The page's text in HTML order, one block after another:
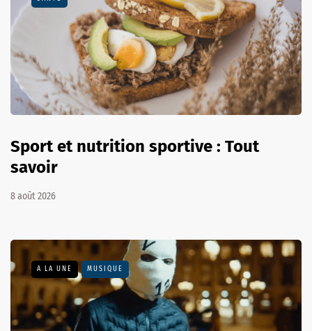
Sport et nutrition sportive : Tout
savoir
8 août 2026
A LA UNE MUSIQUE